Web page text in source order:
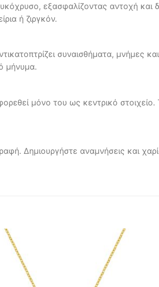
εξασφαλίζοντας αντοχή
ή ζιργκόν.
συναισθήματα, μνήμες
μήνυμα.
μόνο του ως κεντρικό
Δημιουργήστε αναμνήσεις και